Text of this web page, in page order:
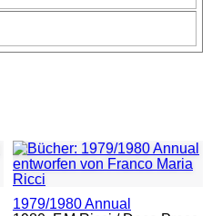
1979/1980 Annual